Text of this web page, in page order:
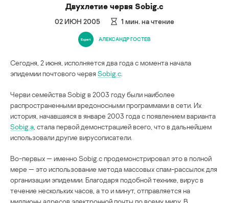
Двухлетие червя Sobig.c
02 ИЮН 2005 1 мин. на чтение
АЛЕКСАНДР ГОСТЕВ
Сегодня, 2 июня, исполняется два года с момента начала
эпидемии почтового червя Sobig.c
Черви семейства Sobig в 2003 году были наиболее
распространенными вредоносными программами в сети. Их
история, начавшаяся в январе 2003 года с появлением варианта
Sobig.a , стала первой демонстрацией всего, что в дальнейшем
использовали другие вирусописатели.
Во-первых — именно Sobig.c продемонстрировал это в полной
мере — это использование метода массовых спам-рассылок для
организации эпидемии. Благодаря подобной технике, вирус в
течение нескольких часов, а то и минут, отправляется на
миллионы адресов электронной почты по всему миру. В